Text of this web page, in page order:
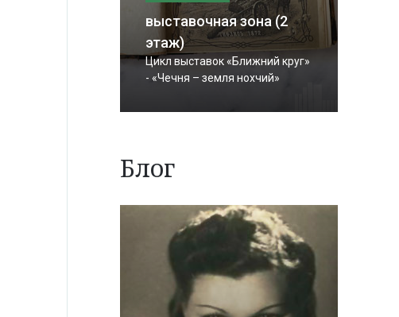
выставочная зона (2
этаж)
Цикл выставок «Ближний круг»
- «Чечня – земля нохчий»
Блог